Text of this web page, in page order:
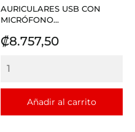
AURICULARES USB CON
MICRÓFONO...
Precio
₡8.757,50
Añadir al carrito